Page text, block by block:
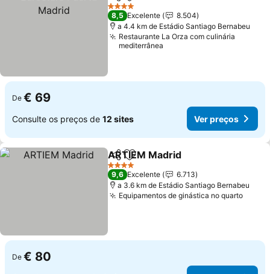
4 Estrelas
8,5 Excelente
8.504
a 4.4 km de Estádio Santiago Bernabeu
Restaurante La Orza com culinária
mediterrânea
De € 69
Consulte os preços de 12 sites Ver preços
PartilharAdicionar aos favoritos
ARTIEM Madrid
4 Estrelas
9,6 Excelente
6.713
a 3.6 km de Estádio Santiago Bernabeu
Equipamentos de ginástica no quartoVer
De € 80